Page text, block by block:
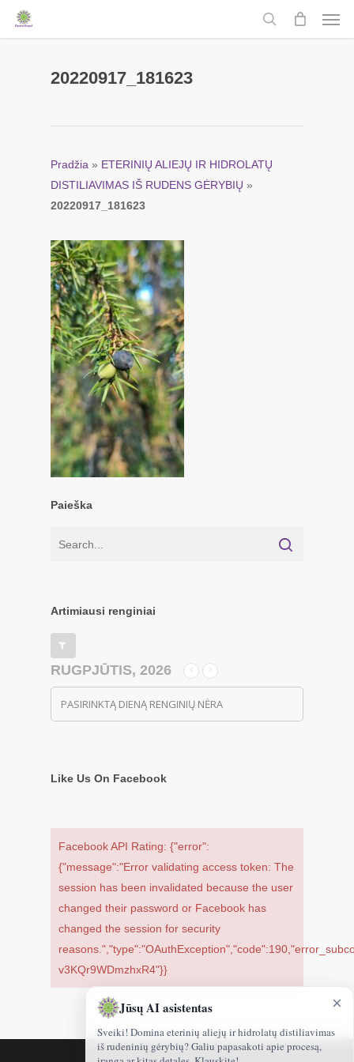
Skip
search
20220917_181623
Pradžia » ETERINIŲ ALIEJŲ IR HIDROLATŲ
DISTILIAVIMAS IŠ RUDENS GĖRYBIŲ »
20220917_181623
Paieška
Artimiausi renginiai
RUGPJŪTIS, 2026
PASIRINKTĄ DIENĄ RENGINIŲ NĖRA
Like Us On Facebook
Facebook API Rating: {"error":
{"message":"Error validating access token: The
session has been invalidated because the user
changed their password or Facebook has
changed the session for security
v3KQr9WDmzhxR4"}}
×
Jūsų AI asistentas
Sveiki! Domina eterinių aliejų ir hidrolatų distiliavimas
iš rudeninių gėrybių? Galiu papasakoti apie procesą,